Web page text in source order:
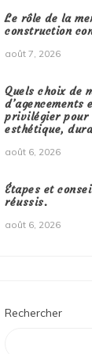
Le rôle de la
construction
août 7, 2026
Quels choix de
d’agencements
privilégier pour
esthétique,
août 6, 2026
Étapes et
réussis.
août 6, 2026
Rechercher